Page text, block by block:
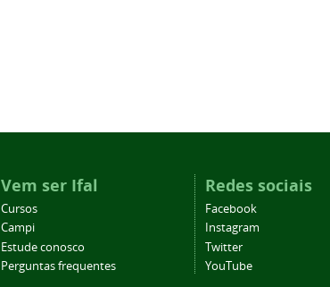
Vem ser Ifal
Cursos
Campi
Estude conosco
Perguntas frequentes
Redes sociais
Facebook
Instagram
Twitter
YouTube